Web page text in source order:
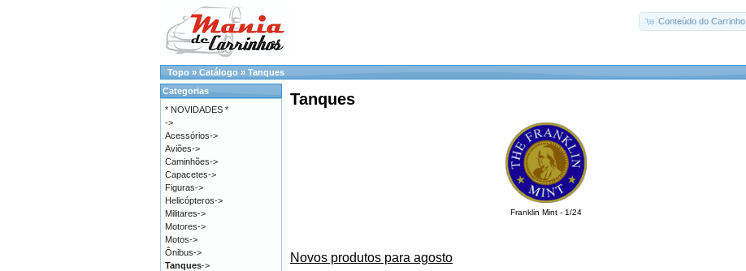
Conteúdo do Carrinho
Topo » Catálogo » Tanques
Tanques
Franklin Mint - 1/24
Novos produtos para agosto
Categorias
* NOVIDADES *
->
Acessórios->
Aviões->
Caminhões->
Capacetes->
Figuras->
Helicópteros->
Militares->
Motores->
Motos->
Ônibus->
Tanques->